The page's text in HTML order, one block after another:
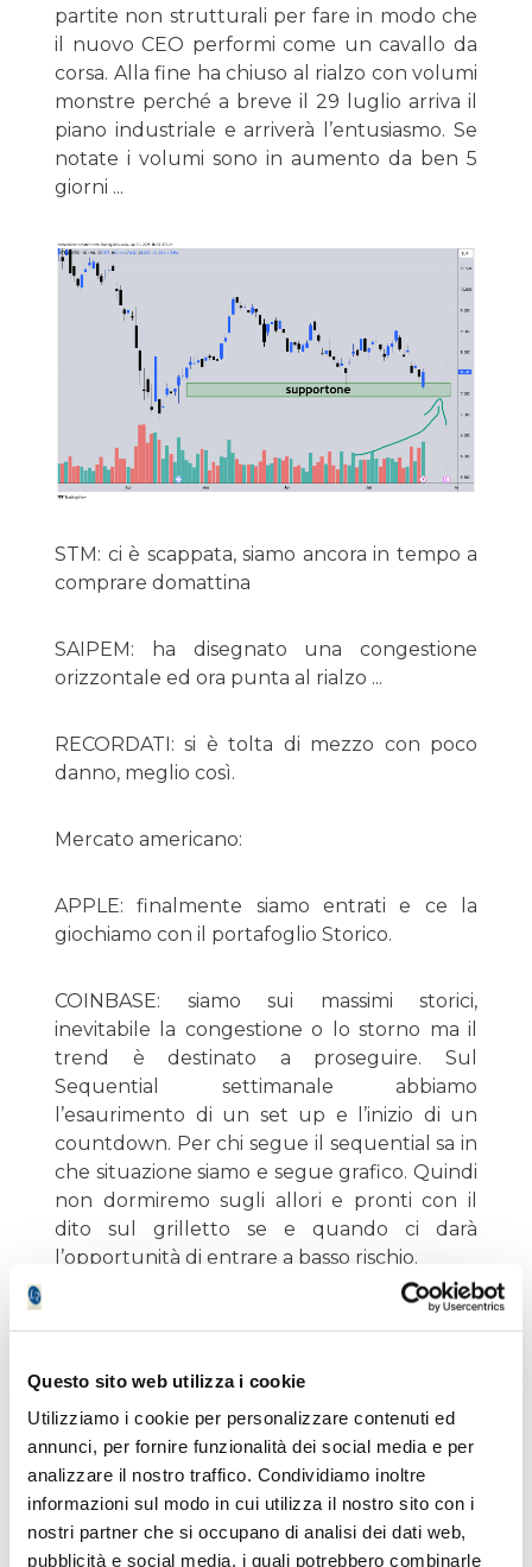
Questo sito web utilizza i cookie
Utilizziamo i cookie per personalizzare contenuti ed
annunci, per fornire funzionalità dei social media e per
analizzare il nostro traffico. Condividiamo inoltre
informazioni sul modo in cui utilizza il nostro sito con i
nostri partner che si occupano di analisi dei dati web,
pubblicità e social media, i quali potrebbero combinarle
partite non strutturali per fare in modo che
il nuovo CEO performi come un cavallo da
corsa. Alla fine ha chiuso al rialzo con volumi
monstre perché a breve il 29 luglio arriva il
piano industriale e arriverà l’entusiasmo. Se
notate i volumi sono in aumento da ben 5
giorni ...
STM: ci è scappata, siamo ancora in tempo a
comprare domattina
SAIPEM: ha disegnato una congestione
orizzontale ed ora punta al rialzo ...
RECORDATI: si è tolta di mezzo con poco
danno, meglio così.
Mercato americano:
APPLE: finalmente siamo entrati e ce la
giochiamo con il portafoglio Storico.
COINBASE: siamo sui massimi storici,
inevitabile la congestione o lo storno ma il
trend è destinato a proseguire. Sul
Sequential settimanale abbiamo
l’esaurimento di un set up e l’inizio di un
countdown. Per chi segue il sequential sa in
che situazione siamo e segue grafico. Quindi
non dormiremo sugli allori e pronti con il
dito sul grilletto se e quando ci darà
l’opportunità di entrare a basso rischio.
Vediamo come evolve e se stornasse un
poco sarebbe un altro trade dei matti da
fare.
MONSTER: sta congestionando sui minimi
dobbiamo comprarla altrimenti ci scappa.
Non ho il coraggio di metterla nel